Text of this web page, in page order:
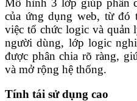
Mô hình 3 lớp giúp phân
của ứng dụng web, từ đó
việc tổ chức logic và quản
người dùng, lớp logic
được phân chia rõ ràng,
và mở rộng hệ thống.
Tính tái sử dụng cao